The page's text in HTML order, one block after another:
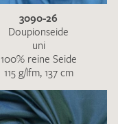
3090-26
Doupionseide
uni
100% reine Seide
115 g/lfm, 137 cm